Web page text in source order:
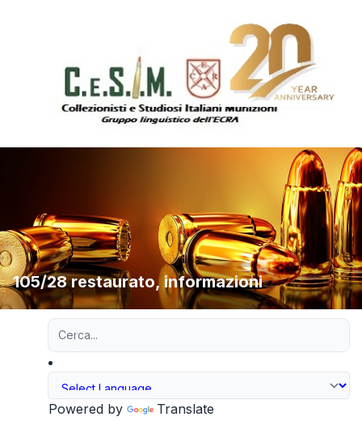
105/28 restaurato, informazioni
Powered by Translate